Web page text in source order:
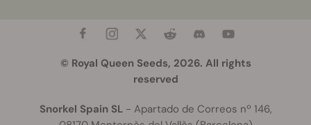
© Royal Queen Seeds, 2026. All rights
reserved
Snorkel Spain SL- Apartado de Correos nº 146,